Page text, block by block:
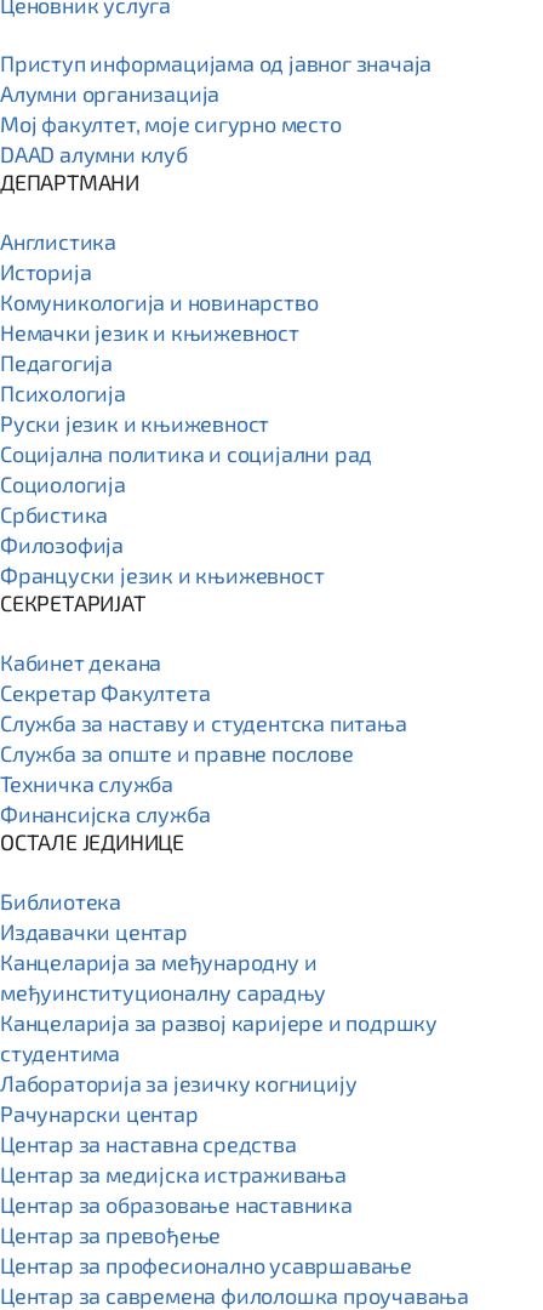
Приступ информацијама од јавног значаја
Алумни организација
Мој факултет, моје сигурно место
DAAD алумни клуб
ДЕПАРТМАНИ
Англистика
Историја
Комуникологија и новинарство
Немачки језик и књижевност
Педагогија
Психологија
Руски језик и књижевност
Социјална политика и социјални рад
Социологија
Србистика
Филозофија
Француски језик и књижевност
СЕКРЕТАРИЈАТ
Кабинет декана
Секретар Факултета
Служба за наставу и студентска питања
Служба за опште и правне послове
Техничка служба
Финансијска служба
ОСТАЛЕ ЈЕДИНИЦЕ
Библиотека
Издавачки центар
Канцеларија за међународну и
међуинституционалну сарадњу
Канцеларија за развој каријере и подршку
студентима
Лабораторија за језичку когницију
Рачунарски центар
Центар за наставна средства
Центар за медијска истраживања
Центар за образовање наставника
Центар за превођење
Центар за професионално усавршавање
Центар за савремена филолошка проучавања